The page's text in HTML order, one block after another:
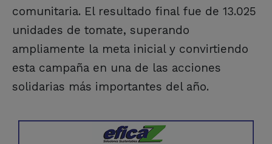
comunitaria. El resultado final fue de 13.025
unidades de tomate, superando
ampliamente la meta inicial y convirtiendo
esta campaña en una de las acciones
solidarias más importantes del año.